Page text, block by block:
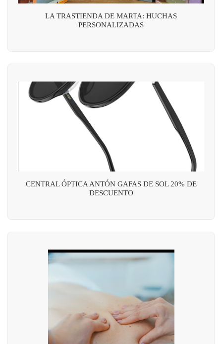
LA TRASTIENDA DE MARTA: HUCHAS
PERSONALIZADAS
CENTRAL ÓPTICA ANTÓN GAFAS DE SOL 20% DE
DESCUENTO